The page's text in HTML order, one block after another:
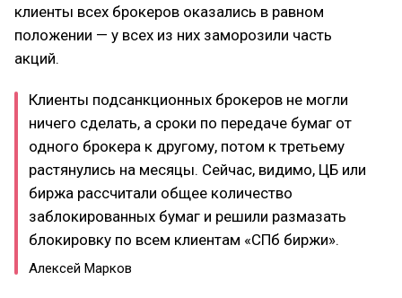
клиенты всех брокеров оказались в равном
положении — у всех из них заморозили часть
акций.
Клиенты подсанкционных брокеров не могли
ничего сделать, а сроки по передаче бумаг от
одного брокера к другому, потом к третьему
растянулись на месяцы. Сейчас, видимо, ЦБ или
биржа рассчитали общее количество
заблокированных бумаг и решили размазать
блокировку по всем клиентам «СПб биржи».
Алексей Марков